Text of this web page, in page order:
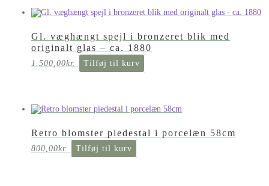
Gl. væghængt spejl i bronzeret blik med
originalt glas – ca. 1880
1.500,00kr. Tilføj til kurv
Retro blomster piedestal i porcelæn 58cm
800,00kr. Tilføj til kurv